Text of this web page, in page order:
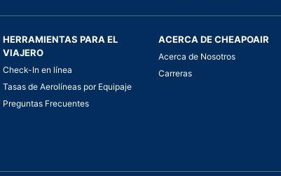
HERRAMIENTAS PARA EL
VIAJERO
Check-In en línea
Tasas de Aerolíneas por Equipaje
Preguntas Frecuentes
ACERCA DE CHEAPOAIR
Acerca de Nosotros
Carreras